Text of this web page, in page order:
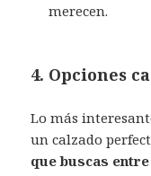
merecen.
4. Opciones
Lo más
un calzado
que buscas